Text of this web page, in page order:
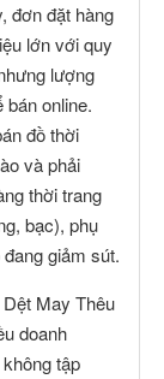
đơn đặt hàng
lớn với quy
lượng
bán online.
đồ thời
và phải
thời trang
bạc), phụ
giảm sút.
May Thêu
doanh
tập